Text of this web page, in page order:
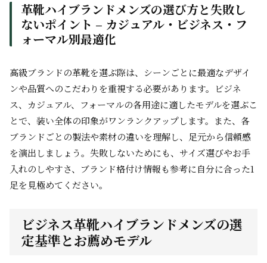
革靴ハイブランドメンズの選び方と失敗し
ないポイント – カジュアル・ビジネス・フ
ォーマル別最適化
高級ブランドの革靴を選ぶ際は、シーンごとに最適なデザイ
ンや品質へのこだわりを重視する必要があります。ビジネ
ス、カジュアル、フォーマルの各用途に適したモデルを選ぶこ
とで、装い全体の印象がワンランクアップします。また、各
ブランドごとの製法や素材の違いを理解し、足元から信頼感
を演出しましょう。失敗しないためにも、サイズ選びやお手
入れのしやすさ、ブランド格付け情報も参考に自分に合った1
足を見極めてください。
ビジネス革靴ハイブランドメンズの選
定基準とお薦めモデル